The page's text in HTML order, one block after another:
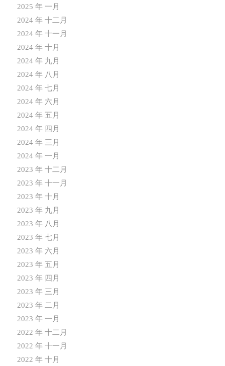
2025 年 一月
2024 年 十二月
2024 年 十一月
2024 年 十月
2024 年 九月
2024 年 八月
2024 年 七月
2024 年 六月
2024 年 五月
2024 年 四月
2024 年 三月
2024 年 一月
2023 年 十二月
2023 年 十一月
2023 年 十月
2023 年 九月
2023 年 八月
2023 年 七月
2023 年 六月
2023 年 五月
2023 年 四月
2023 年 三月
2023 年 二月
2023 年 一月
2022 年 十二月
2022 年 十一月
2022 年 十月